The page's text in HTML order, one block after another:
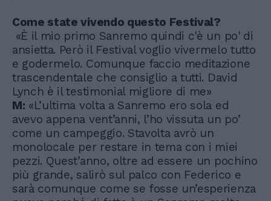
Come state vivendo questo Festival?
«È il mio primo Sanremo quindi c'è un po' di
ansietta. Però il Festival voglio vivermelo tutto
e godermelo. Comunque faccio meditazione
trascendentale che consiglio a tutti. David
Lynch è il testimonial migliore di me»
M: «L’ultima volta a Sanremo ero sola ed
avevo appena vent’anni, l’ho vissuta un po’
come un campeggio. Stavolta avrò un
monolocale per restare in tema con i miei
pezzi. Quest’anno, oltre ad essere un pochino
più grande, salirò sul palco con Federico e
sarà comunque come se fosse un’esperienza